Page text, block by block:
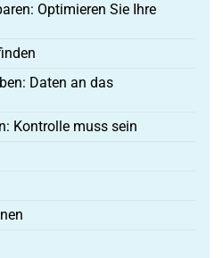
Optimieren Sie Ihre
Daten an das
Kontrolle muss sein